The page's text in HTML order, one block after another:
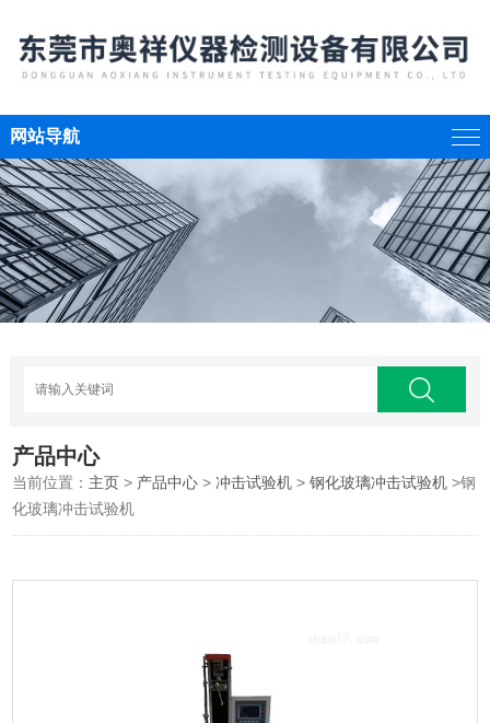
网站导航
产品中心
当前位置： 主页 > 产品中心 >冲击试验机 >钢化玻璃冲击试验机 >钢
化玻璃冲击试验机